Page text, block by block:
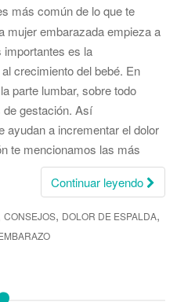
más común de lo que te
mujer embarazada empieza a
es la
crecimiento del bebé. En
parte lumbar, sobre todo
gestación. Así
ayudan a incrementar el dolor
te mencionamos las más
Continuar leyendo
CONSEJOS, DOLOR DE ESPALDA,